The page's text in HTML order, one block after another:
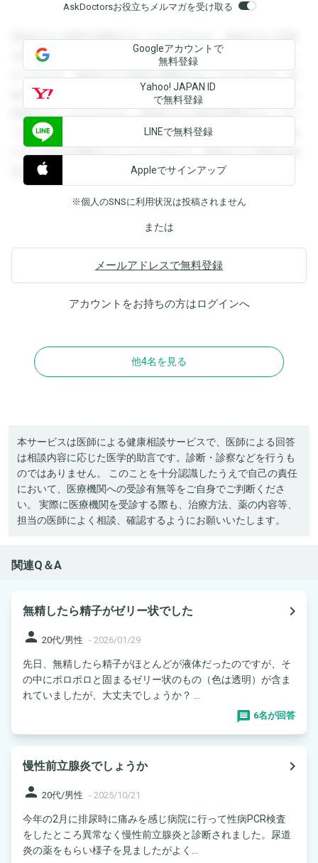
AskDoctorsお役立ちメルマガを受け取る
登録すると回答を閲覧することができます。登録すると回答
を閲覧することができます。登録すると回答を閲覧すること
ができます。登録すると回答を閲覧することができます。登
録すると回答を閲覧することができます。登録すると回答を
閲覧することができます。登録すると回答を閲覧することが
できます。登録すると回答を閲覧することができます。登録
すると回答を閲覧することができます。登録すると回答を閲
覧することができます。
Googleアカウントで
無料登録
Yahoo! JAPAN ID
で無料登録
LINEで無料登録
Appleでサインアップ
※個人のSNSに利用状況は投稿されません
または
メールアドレスで無料登録
アカウントをお持ちの方はログインへ
他4名を見る
本サービスは医師による健康相談サービスで、医師による回答
は相談内容に応じた医学的助言です。診断・診察などを行うも
のではありません。 このことを十分認識したうえで自己の責任
において、医療機関への受診有無等をご自身でご判断くださ
い。 実際に医療機関を受診する際も、治療方法、薬の内容等、
担当の医師によく相談、確認するようにお願いいたします。
関連Q＆A
無精したら精子がゼリー状でした
navigate_next
person 20代/男性 - 2026/01/29
先日、無精したら精子がほとんどが液体だったのですが、そ
の中にポロポロと固まるゼリー状のもの（色は透明）が含ま
れていましたが、大丈夫でしょうか？ ...
6名が回答
慢性前立腺炎でしょうか
navigate_next
person 20代/男性 - 2025/10/21
今年の2月に排尿時に痛みを感じ病院に行って性病PCR検査
をしたところ異常なく慢性前立腺炎と診断されました。尿道
炎の薬をもらい様子を見ましたがよく...